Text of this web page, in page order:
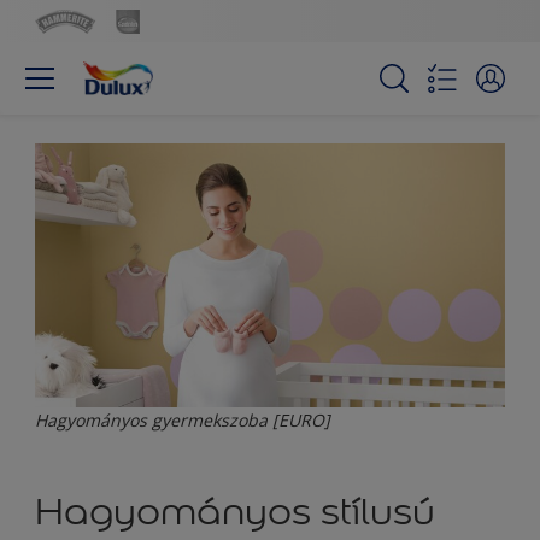
Hagyományos gyermekszoba [EURO]
Hagyományos stílusú